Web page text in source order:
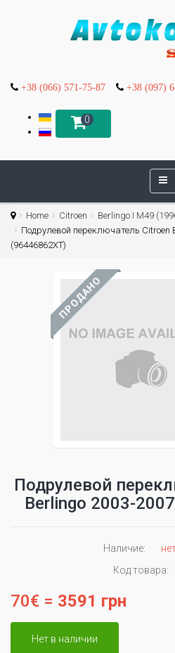
+38 (066) 571-75-87 +38 (097)
0
Home Citroen
Berlingo I М49
Подрулевой переключатель Citroen
(96446862XT)
ПРОДАНО
Подрулевой
Berlingo 2003-
Наличие:
Код товара:
70€ = 3591 грн
Нет в наличии